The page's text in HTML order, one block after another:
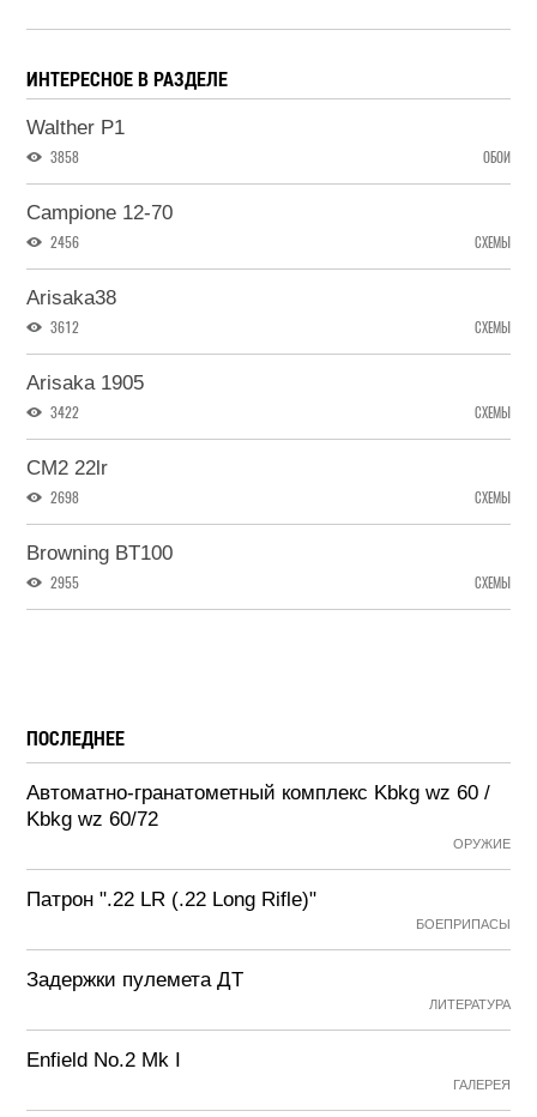
ИНТЕРЕСНОЕ В РАЗДЕЛЕ
Walther P1
3858 ОБОИ
Campione 12-70
2456 СХЕМЫ
Arisaka38
3612 СХЕМЫ
Arisaka 1905
3422 СХЕМЫ
CM2 22lr
2698 СХЕМЫ
Browning BT100
2955 СХЕМЫ
ПОСЛЕДНЕЕ
Автоматно-гранатометный комплекс Kbkg wz 60 /
Kbkg wz 60/72
ОРУЖИЕ
Патрон ".22 LR (.22 Long Rifle)"
БОЕПРИПАСЫ
Задержки пулемета ДТ
ЛИТЕРАТУРА
Enfield No.2 Mk I
ГАЛЕРЕЯ